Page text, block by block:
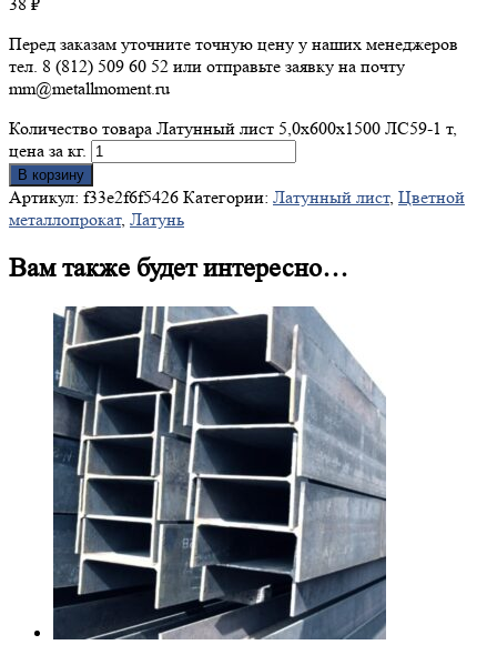
Перед заказам уточните точную цену у наших менеджеров
тел. 8 (812) 509 60 52 или отправьте заявку на почту
mm@metallmoment.ru
Количество товара Латунный лист 5,0х600х1500 ЛС59-1 т,
цена за кг.
В корзину
Артикул: f33e2f6f5426 Категории: Латунный лист, Цветной
металлопрокат, Латунь
Вам также будет интересно…